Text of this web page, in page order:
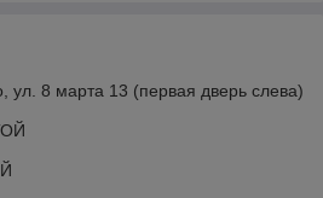
ул. 8 марта 13 (первая дверь слева)